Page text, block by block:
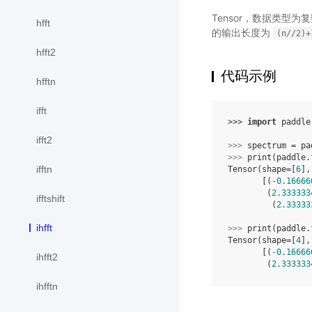
hfft
hfft2
hfftn
ifft
ifft2
ifftn
ifftshift
ihfft
ihfft2
ihfftn
Tensor，数据类型为
的输出长度为
(n//
代码示例
>>> import paddle
>>> spectrum =
>>> print ( paddle.
Tensor(shape=[ 6
       [(
-
        (
         (
>>> print ( paddle.
Tensor(shape=[ 4
       [(
-
        (